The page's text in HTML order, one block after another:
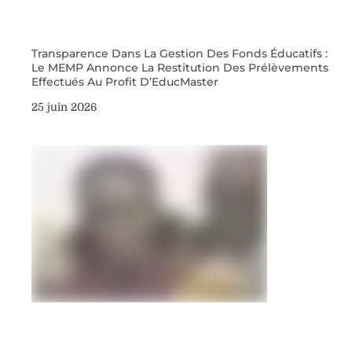
Transparence Dans La Gestion Des Fonds Éducatifs :
Le MEMP Annonce La Restitution Des Prélèvements
Effectués Au Profit D’EducMaster
25 juin 2026